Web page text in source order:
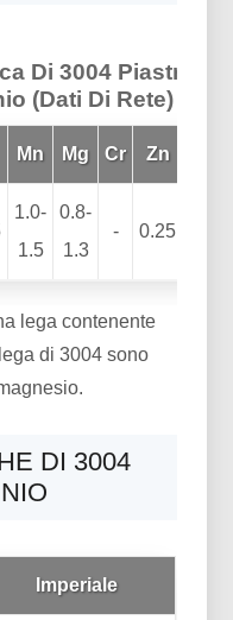
Di 3004 Piastra In
(Dati Di Rete)
Mn Mg Cr Zn
1.0-
1.5
0.8-
1.3
- 0.25
lega contenente
di 3004 sono
DI 3004
Imperiale